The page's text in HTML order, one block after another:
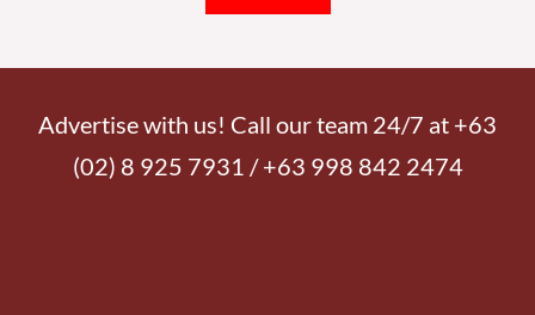
Advertise with us! Call our team 24/7 at +63
(02) 8 925 7931 / +63 998 842 2474